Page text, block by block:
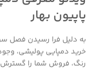
پاپیون بهار
به دلیل فرا رسیدن فصل
خرید دمپایی پولیشی،
رنگ، فروش شما را